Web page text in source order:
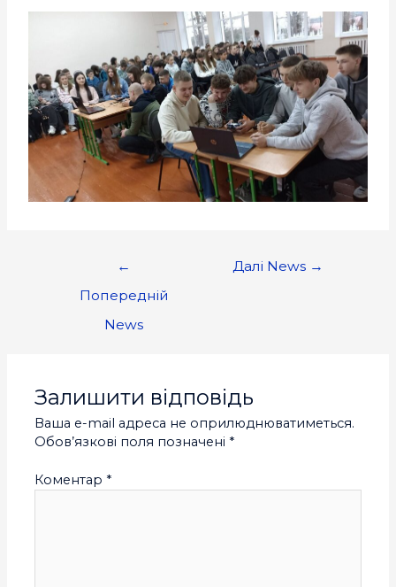
←
Попередній
News
Далі News →
Залишити відповідь
Ваша e-mail адреса не оприлюднюватиметься.
Обов’язкові поля позначені *
Коментар *